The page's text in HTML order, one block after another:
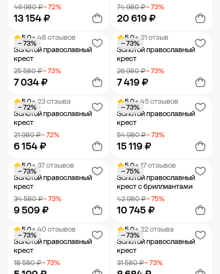
46 980 ₽− 72%
13 154 ₽
Добавить в корзину
74 980 ₽− 73%
20 619 ₽
Добавить в корзину
5.0• 48 отзывов
Золотой православный
крест
25 580 ₽− 73%
7 034 ₽
− 73%
Добавить в корзину
5.0• 21 отзыв
Золотой православный
крест
26 980 ₽− 73%
7 419 ₽
− 73%
Добавить в корзину
5.0• 23 отзыва
Золотой православный
крест
21 980 ₽− 72%
6 154 ₽
− 72%
Добавить в корзину
5.0• 45 отзывов
Золотой православный
крест
54 980 ₽− 73%
15 119 ₽
− 73%
Добавить в корзину
5.0• 37 отзывов
Золотой православный
крест
34 580 ₽− 73%
9 509 ₽
− 73%
Добавить в корзину
5.0• 17 отзывов
Золотой православный
крест с бриллиантами
42 980 ₽− 75%
10 745 ₽
− 75%
Добавить в корзину
5.0• 40 отзывов
Золотой православный
крест
18 580 ₽− 73%
− 73%
5.0• 22 отзыва
Золотой православный
крест
31 580 ₽− 73%
− 73%